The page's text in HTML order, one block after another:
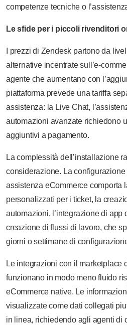
competenze tecniche o
Le sfide per i piccoli rivenditori
I prezzi di Zendesk partono da
alternative incentrate sull’e-
agente che aumentano con
piattaforma prevede una tariffa
assistenza: la Live Chat,
automazioni avanzate richiedono
aggiuntivi a pagamento.
La complessità dell’installazione
considerazione. La configurazione
assistenza eCommerce comporta
personalizzati per i ticket, la
automazioni, l’integrazione di app
creazione di flussi di lavoro, che
giorni o settimane di
Le integrazioni con il marketplace
funzionano in modo meno fluido
eCommerce native. Le
visualizzate come dati collegati
in linea, richiedendo agli agenti di